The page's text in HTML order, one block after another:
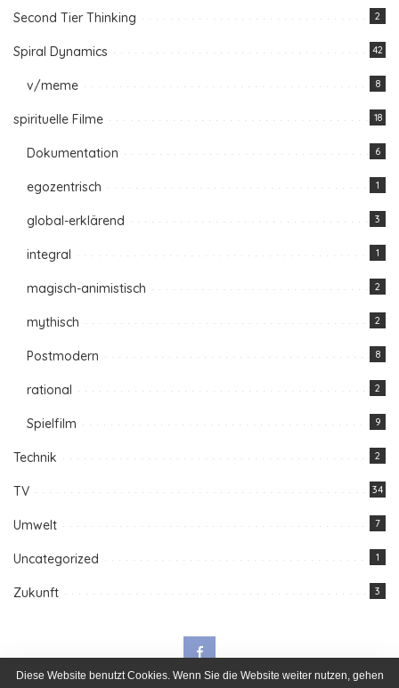
Second Tier Thinking 2
Spiral Dynamics 42
v/meme 8
spirituelle Filme 18
Dokumentation 6
egozentrisch 1
global-erklärend 3
integral 1
magisch-animistisch 2
mythisch 2
Postmodern 8
rational 2
Spielfilm 9
Technik 2
TV 34
Umwelt 7
Uncategorized 1
Zukunft 3
Diese Website benutzt Cookies. Wenn Sie die Website weiter nutzen, gehen